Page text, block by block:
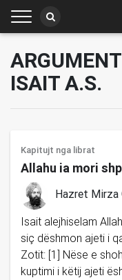
ISAIT A.S.
Kapitujt nga librat
Allahu ia mori
Hazret Mirza
Isait alejhiselam
siç dëshmon ajeti i
Zotit: [1] Nëse e
kuptimi i këtij ajeti